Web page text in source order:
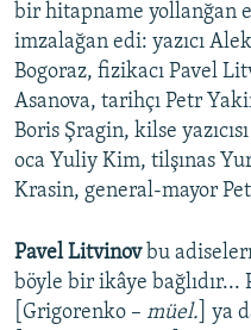
bir hitapname yollanğan
imzalağan edi: yazıcı
Bogoraz, fizikacı Pavel
Asanova, tarihçı Petr
Boris Şragin, kilse
oca Yuliy Kim, tilşınas
Krasin, general-mayor
Pavel Litvinovbu
böyle bir ikâye bağlıdır...
[Grigorenko – müel. ] ya